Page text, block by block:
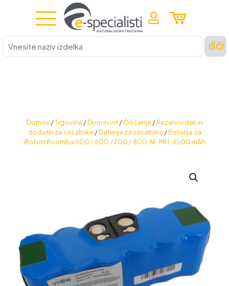
Vnesite
naziv
izdelka
IŠČI
Domov /Trgovina /Dom in vrt /Čiščenje /Rezervni deli in
dodatki za sesalnike /Baterije za sesalnike /Baterija za
iRobot Roomba 500 / 600 / 700 / 800, Ni-MH, 4500 mAh